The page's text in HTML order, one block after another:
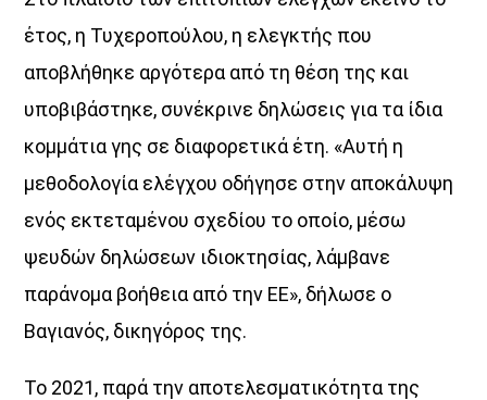
έτος, η Τυχεροπούλου, η ελεγκτής που
αποβλήθηκε αργότερα από τη θέση της και
υποβιβάστηκε, συνέκρινε δηλώσεις για τα ίδια
κοµµάτια γης σε διαφορετικά έτη. «Αυτή η
µεθοδολογία ελέγχου οδήγησε στην αποκάλυψη
ενός εκτεταµένου σχεδίου το οποίο, µέσω
ψευδών δηλώσεων ιδιοκτησίας, λάµβανε
παράνοµα βοήθεια από την ΕΕ», δήλωσε ο
Βαγιανός, δικηγόρος της.
Το 2021, παρά την αποτελεσµατικότητα της